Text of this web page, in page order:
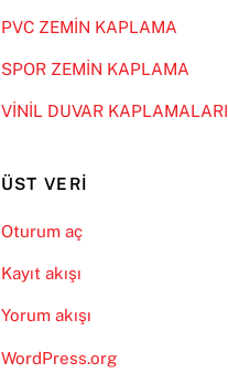
PVC ZEMİN KAPLAMA
SPOR ZEMİN KAPLAMA
VİNİL DUVAR KAPLAMALARI
ÜST VERI
Oturum aç
Kayıt akışı
Yorum akışı
WordPress.org